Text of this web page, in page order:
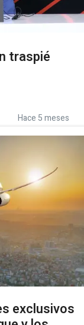
traspié
Hace 5 meses
exclusivos